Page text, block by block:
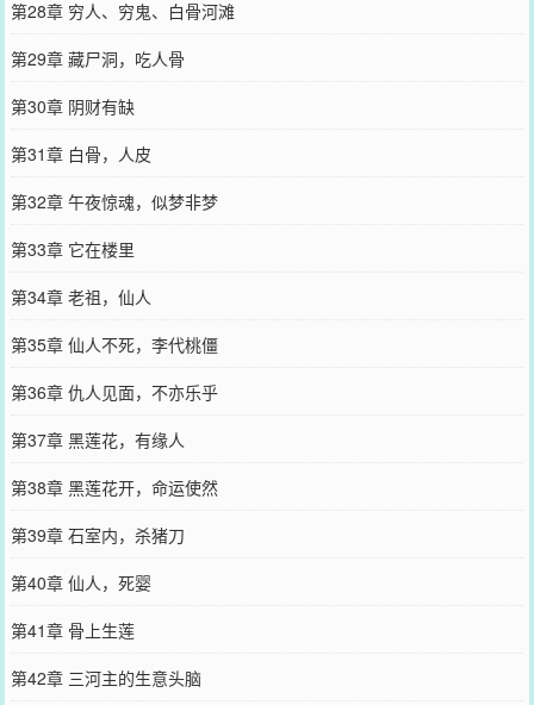
第28章 穷人、穷鬼、白骨河滩
第29章 藏尸洞，吃人骨
第30章 阴财有缺
第31章 白骨，人皮
第32章 午夜惊魂，似梦非梦
第33章 它在楼里
第34章 老祖，仙人
第35章 仙人不死，李代桃僵
第36章 仇人见面，不亦乐乎
第37章 黑莲花，有缘人
第38章 黑莲花开，命运使然
第39章 石室内，杀猪刀
第40章 仙人，死婴
第41章 骨上生莲
第42章 三河主的生意头脑